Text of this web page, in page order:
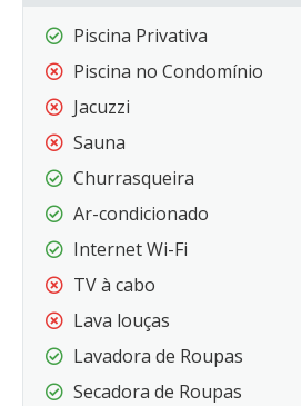
Piscina Privativa
Piscina no Condomínio
Jacuzzi
Sauna
Churrasqueira
Ar-condicionado
Internet Wi-Fi
TV à cabo
Lava louças
Lavadora de Roupas
Secadora de Roupas